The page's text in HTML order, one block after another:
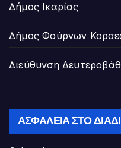
Δήμος Ικαρίας
Δήμος Φούρνων
Διεύθυνση
ΑΣΦΆΛΕΙΑ ΣΤΟ